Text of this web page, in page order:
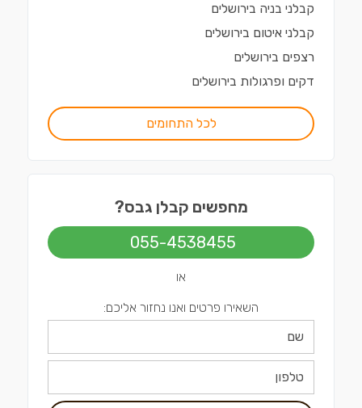
קבלני בניה בירושלים
קבלני איטום בירושלים
רצפים בירושלים
דקים ופרגולות בירושלים
לכל התחומים
מחפשים קבלן גבס?
055-4538455
או
השאירו פרטים ואנו נחזור אליכם: